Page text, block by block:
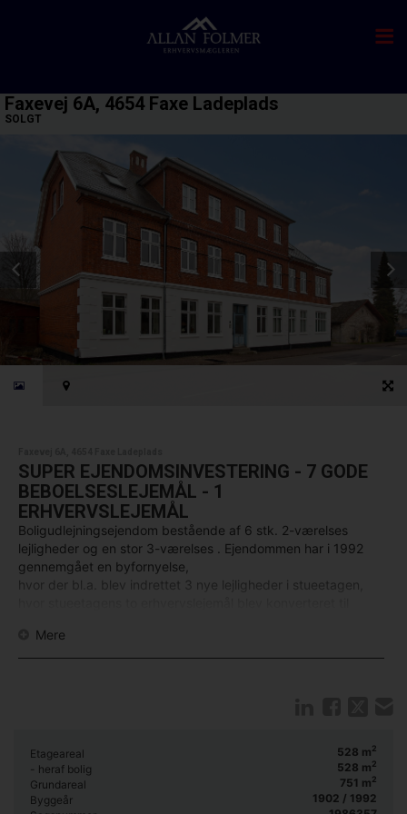
Faxevej 6A, 4654 Faxe Ladeplads
SOLGT
SUPER EJENDOMSINVESTERING - 7 GODE
BEBOELSESLEJEMÅL - 1
ERHVERVSLEJEMÅL
Boligudlejningsejendom bestående af 6 stk. 2-værelses
lejligheder og en stor 3-værelses . Ejendommen har i 1992
gennemgået en byfornyelse,
hvor der bl.a. blev indrettet 3 nye lejligheder i stueetagen,
med nye badeværelser, køkkener etc.
Der er indenfor de senere år investeret mere end kr. 1 million i
ejendommen.
Mere
Etageareal 528 m2
- heraf bolig 528 m2
Grundareal 751 m2
Byggeår
1902 / 1992